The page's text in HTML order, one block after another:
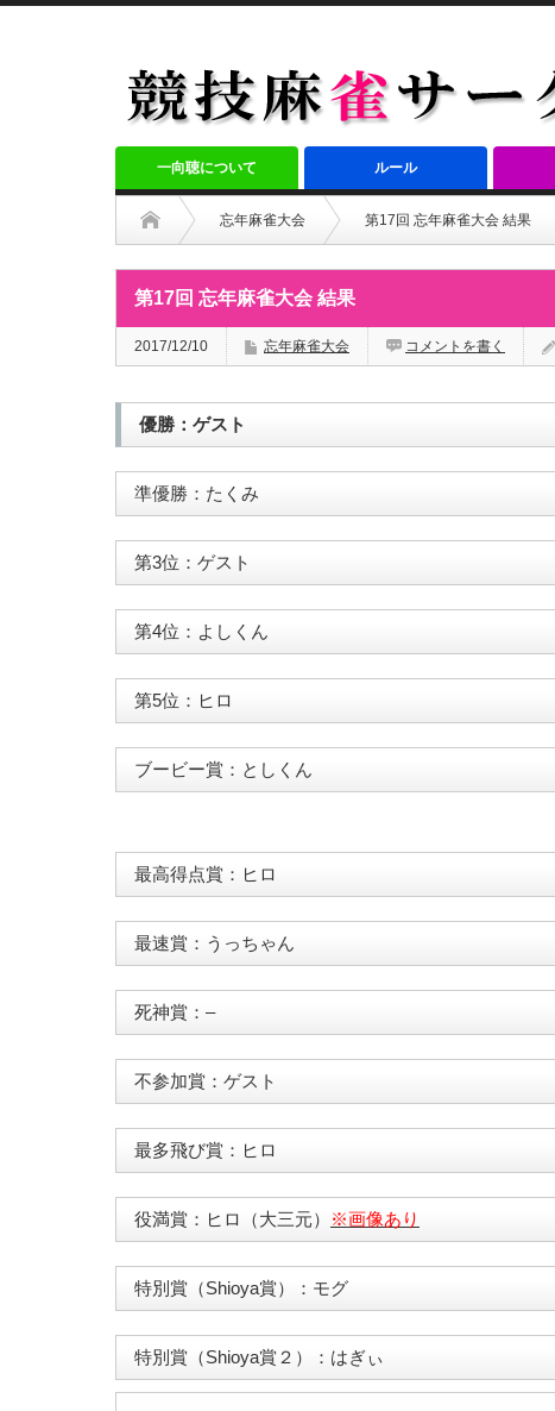
一向聴について ルール
忘年麻雀大会 第17回 忘年麻雀大会 結果
第17回 忘年麻雀大会 結果
2017/12/10 忘年麻雀大会 コメントを書く
優勝：ゲスト
準優勝：たくみ
第3位：ゲスト
第4位：よしくん
第5位：ヒロ
ブービー賞：としくん
最高得点賞：ヒロ
最速賞：うっちゃん
死神賞：–
不参加賞：ゲスト
最多飛び賞：ヒロ
役満賞：ヒロ（大三元） ※画像あり
特別賞（Shioya賞）：モグ
特別賞（Shioya賞２）：はぎぃ